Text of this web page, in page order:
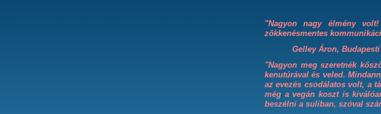
"Nagyon nagy élmény
zökkenésmentes
Gelley Áron, Budapesti
"Nagyon meg szeretnék
kenutúrával és veled.
az evezés csodálatos volt, a
még a vegán koszt is
beszélni a suliban, szóval